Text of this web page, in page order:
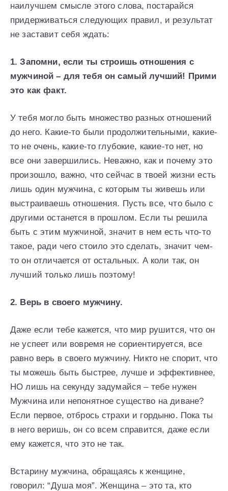
наилучшем смысле этого слова, постарайся
придерживаться следующих правил, и результат
не заставит себя ждать:
1. Запомни, если ты строишь отношения с
мужчиной – для тебя он самый лучший! Прими
это как факт.
У тебя могло быть множество разных отношений
до него. Какие-то были продолжительными, какие-
то не очень, какие-то глубокие, какие-то нет, но
все они завершились. Неважно, как и почему это
произошло, важно, что сейчас в твоей жизни есть
лишь один мужчина, с которым ты живешь или
выстраиваешь отношения. Пусть все, что было с
другими останется в прошлом. Если ты решила
быть с этим мужчиной, значит в нем есть что-то
такое, ради чего стоило это сделать, значит чем-
то он отличается от остальных. А коли так, он
лучший только лишь поэтому!
2. Верь в своего мужчину.
Даже если тебе кажется, что мир рушится, что он
не успеет или вовремя не сориентируется, все
равно верь в своего мужчину. Никто не спорит, что
ты можешь быть быстрее, лучше и эффективнее,
НО лишь на секунду задумайся – тебе нужен
Мужчина или непонятное существо на диване?
Если первое, отбрось страхи и гордыню. Пока ты
в него веришь, он со всем справится, даже если
ему кажется, что это не так.
Встарину мужчина, обращаясь к женщине,
говорил: “Душа моя”. Женщина – это та, кто